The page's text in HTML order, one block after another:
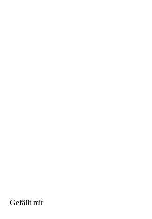
Gefällt mir